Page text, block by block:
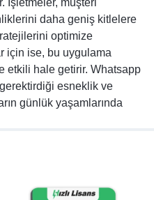
İşletmeler, müşteri
daha geniş kitlelere
optimize
için ise, bu uygulama
etkili hale getirir. Whatsapp
esneklik ve
günlük yaşamlarında